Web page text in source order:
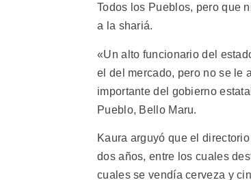
Todos los Pueblos, pero que
a la shariá.
«Un alto funcionario del
el del mercado, pero no se le
importante del gobierno
Pueblo, Bello Maru.
Kaura arguyó que el
dos años, entre los cuales
cuales se vendía cerveza y